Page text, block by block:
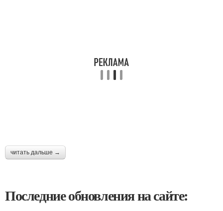
читать дальше →
Последние обновления на сайте: